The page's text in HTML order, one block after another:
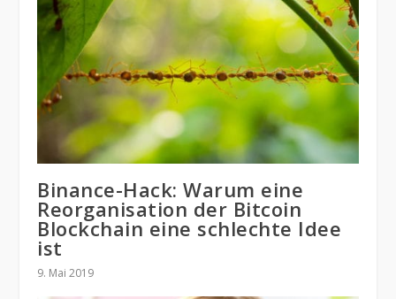
Binance-Hack: Warum eine
Reorganisation der Bitcoin
Blockchain eine schlechte Idee
ist
9. Mai 2019